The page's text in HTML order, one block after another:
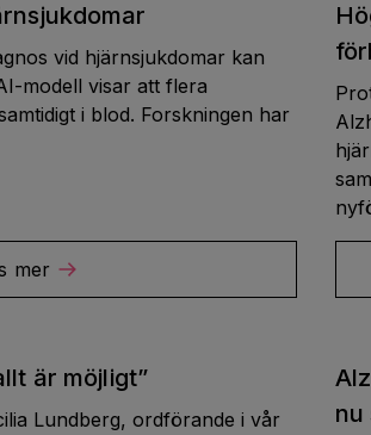
vid hjärnsjukdomar kan
modell visar att flera
i blod. Forskningen har
mer
är möjligt”
Lundberg, ordförande i vår
nu